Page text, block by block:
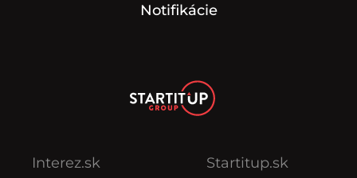
Notifikácie
Interez.sk
Startitup.sk